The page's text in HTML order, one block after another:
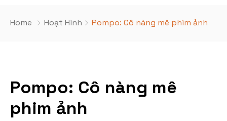
cơ sở Phan Văn Trường
Cơ sở Nghĩa Đô
Kho phim
Phim Đang Hot
Khuyến Mãi
Home Hoạt Hình Pompo: Cô nàng mê phim ảnh
Pompo: Cô nàng mê
phim ảnh